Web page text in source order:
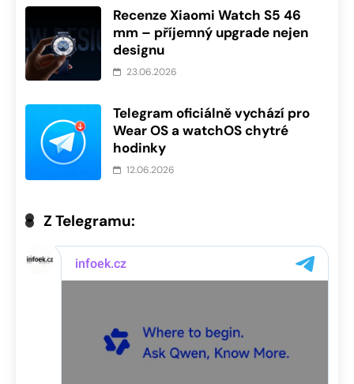
Recenze Xiaomi Watch S5 46
mm – příjemný upgrade nejen
designu
23.06.2026
Telegram oficiálně vychází pro
Wear OS a watchOS chytré
hodinky
12.06.2026
Z Telegramu: